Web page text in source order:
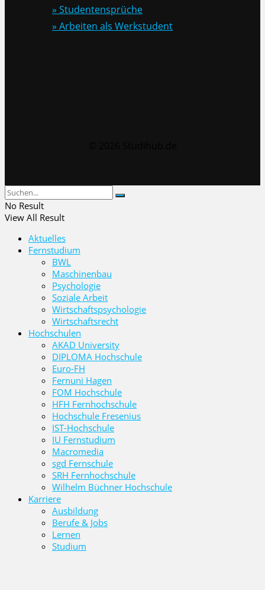
» Studentensprüche
» Arbeiten als Werkstudent
No Result
View All Result
Aktuelles
Fernstudium
BWL
Maschinenbau
Psychologie
Soziale Arbeit
Wirtschaftspsychologie
Wirtschaftsrecht
Hochschulen
AKAD University
DIPLOMA Hochschule
Euro-FH
Fernuni Hagen
FOM Hochschule
HFH Fernhochschule
Hochschule Fresenius
IST-Hochschule
IU Fernstudium
Macromedia
sgd Fernschule
SRH Fernhochschule
Wilhelm Büchner Hochschule
Karriere
Ausbildung
Berufe & Jobs
Lernen
Studium